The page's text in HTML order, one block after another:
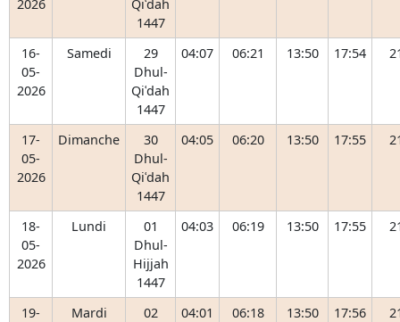
2026
Qiʿdah
1447
16-
05-
2026
Samedi
29
Dhul-
Qiʿdah
1447
04:07 06:21 13:50 17:54
17-
05-
2026
Dimanche
30
Dhul-
Qiʿdah
1447
04:05 06:20 13:50 17:55
18-
05-
2026
Lundi
01
Dhul-
Hijjah
1447
04:03 06:19 13:50 17:55
19-
Mardi
02
04:01 06:18 13:50 17:56